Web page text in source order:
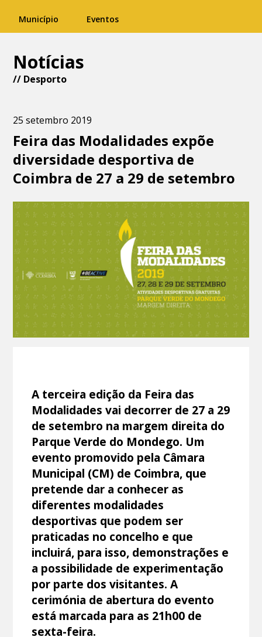
Município Eventos
Notícias
// Desporto
25 setembro 2019
Feira das Modalidades expõe
diversidade desportiva de
Coimbra de 27 a 29 de setembro
A terceira edição da Feira das
Modalidades vai decorrer de 27 a 29
de setembro na margem direita do
Parque Verde do Mondego. Um
evento promovido pela Câmara
Municipal (CM) de Coimbra, que
pretende dar a conhecer as
diferentes modalidades
desportivas que podem ser
praticadas no concelho e que
incluirá, para isso, demonstrações e
a possibilidade de experimentação
por parte dos visitantes. A
cerimónia de abertura do evento
está marcada para as 21h00 de
sexta-feira.